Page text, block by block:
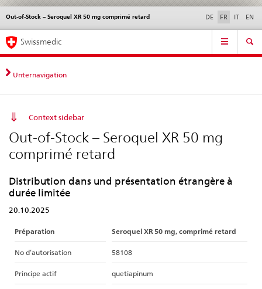
Navigation
directe:
actualités,
bases
contact
Actualités & Mises à
normes
Contact | Support &
aide
Out-of-Stock – Seroquel XR 50 mg comprimé retard DE FR IT EN
Service
Navigation
Swissmedic
Unternavigation
Context sidebar
Out-of-Stock – Seroquel XR 50 mg
comprimé retard
Distribution dans und présentation étrangère à
durée limitée
20.10.2025
Préparation Seroquel XR 50 mg, comprimé retard
No d’autorisation 58108
Principe actif quetiapinum